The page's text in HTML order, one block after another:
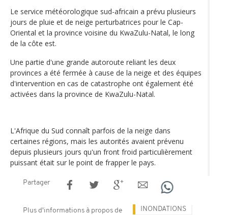
Le service météorologique sud-africain a prévu plusieurs
jours de pluie et de neige perturbatrices pour le Cap-
Oriental et la province voisine du KwaZulu-Natal, le long
de la côte est.
Une partie d'une grande autoroute reliant les deux
provinces a été fermée à cause de la neige et des équipes
d'intervention en cas de catastrophe ont également été
activées dans la province de KwaZulu-Natal.
L'Afrique du Sud connaît parfois de la neige dans
certaines régions, mais les autorités avaient prévenu
depuis plusieurs jours qu'un front froid particulièrement
puissant était sur le point de frapper le pays.
Partager
Plus d'informations à propos de INONDATIONS